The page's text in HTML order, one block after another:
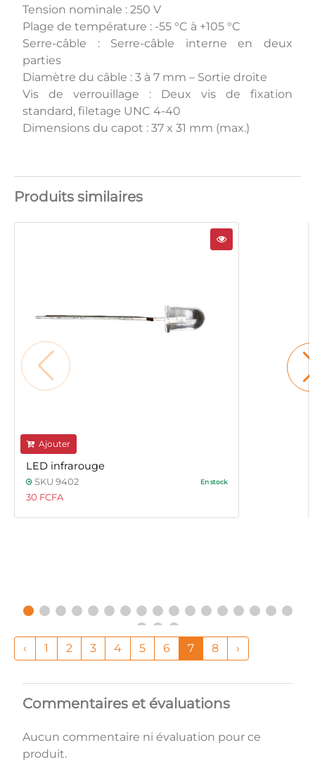
Tension nominale : 250 V
Plage de température : -55 °C à +105 °C
Serre-câble : Serre-câble interne en deux
parties
Diamètre du câble : 3 à 7 mm – Sortie droite
Vis de verrouillage : Deux vis de fixation
standard, filetage UNC 4-40
Dimensions du capot : 37 x 31 mm (max.)
Produits similaires
Ajouter
LED infrarouge
SKU 9402 En stock
30 FCFA
‹ 1 2 3 4 5 6 7 8 ›
Commentaires et évaluations
Aucun commentaire ni évaluation pour ce
produit.